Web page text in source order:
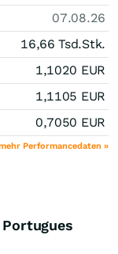
07.08.26
16,66 Tsd.Stk.
1,1020 EUR
1,1105 EUR
0,7050 EUR
Performancedaten »